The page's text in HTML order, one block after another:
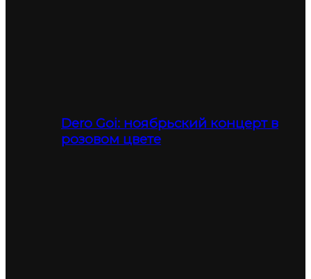
Dero Goi: ноябрьский концерт в
розовом цвете